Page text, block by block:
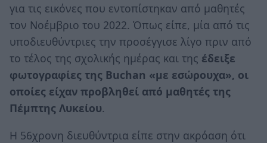
για τις εικόνες που εντοπίστηκαν από μαθητές
τον Νοέμβριο του 2022. Όπως είπε, μία από τις
υποδιευθύντριες την προσέγγισε λίγο πριν από
το τέλος της σχολικής ημέρας και της έδειξε
φωτογραφίες της Buchan «με εσώρουχα», οι
οποίες είχαν προβληθεί από μαθητές της
Πέμπτης Λυκείου.
Η 56χρονη διευθύντρια είπε στην ακρόαση ότι